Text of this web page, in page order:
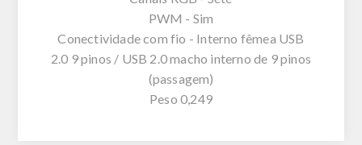
PWM - Sim
Conectividade com fio - Interno fêmea USB
2.0 9 pinos / USB 2.0 macho interno de 9 pinos
(passagem)
Peso 0,249